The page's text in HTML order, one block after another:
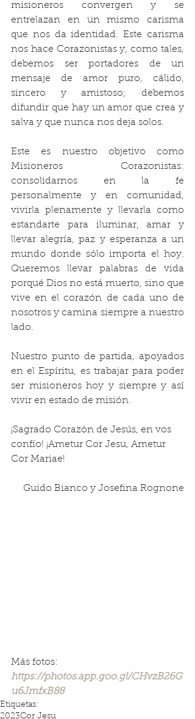
misioneros convergen y se
entrelazan en un mismo carisma
que nos da identidad. Este carisma
nos hace Corazonistas y, como tales,
debemos ser portadores de un
mensaje de amor puro, cálido,
sincero y amistoso; debemos
difundir que hay un amor que crea y
salva y que nunca nos deja solos.
Este es nuestro objetivo como
Misioneros Corazonistas:
consolidarnos en la fe
personalmente y en comunidad,
vivirla plenamente y llevarla como
estandarte para iluminar, amar y
llevar alegría, paz y esperanza a un
mundo donde sólo importa el hoy.
Queremos llevar palabras de vida
porqué Dios no está muerto, sino que
vive en el corazón de cada uno de
nosotros y camina siempre a nuestro
lado.
Nuestro punto de partida, apoyados
en el Espíritu, es trabajar para poder
ser misioneros hoy y siempre y así
vivir en estado de misión.
¡Sagrado Corazón de Jesús, en vos
confío! ¡Ametur Cor Jesu, Ametur
Cor Mariae!
Guido Bianco y Josefina Rognone
Más fotos:
https://photos.app.goo.gl/CHvzB26G
u6JmfxB88
Etiquetas:
2023Cor Jesu